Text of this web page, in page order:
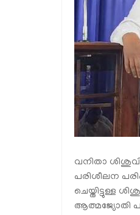
വനിതാ
പരിശീലന
ചെയ്തിട്ടുള്ള
ആത്മജ്യോതി